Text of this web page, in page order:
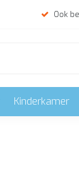
Ook
Kinderkamer